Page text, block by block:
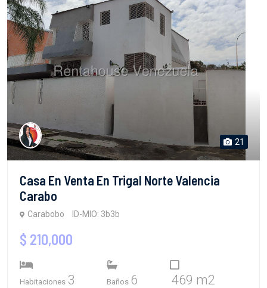
21
Casa En Venta En Trigal Norte Valencia
Carabo
Carabobo ID-MIO: 3b3b
$ 210,000
Habitaciones 3 Baños 6 469 m2